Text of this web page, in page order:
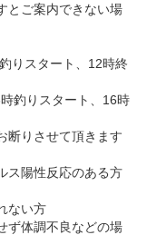
とご案内できない場
りスタート、12時終
釣りスタート、16時
断りさせて頂きます
ス陽性反応のある方
ない方
ず体調不良などの場